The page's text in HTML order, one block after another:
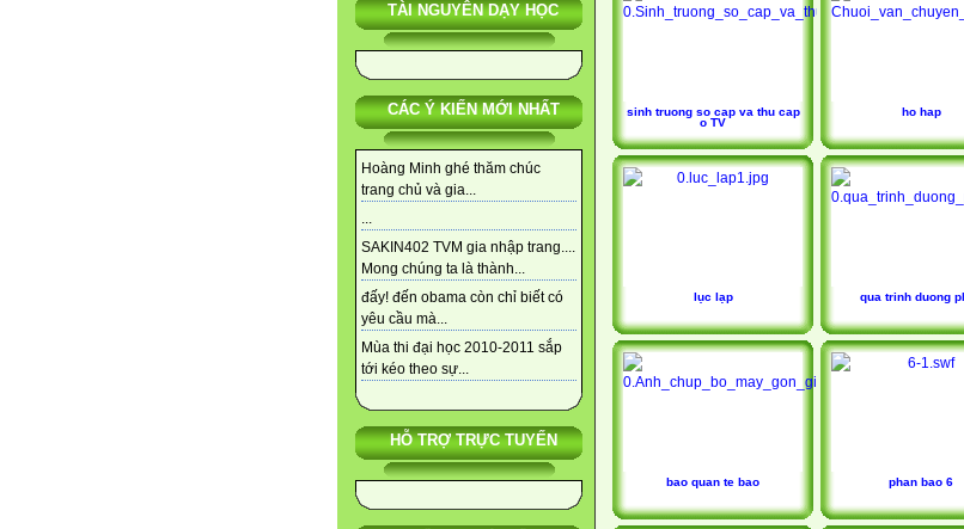
TÀI NGUYÊN DẠY HỌC
CÁC Ý KIẾN MỚI NHẤT
Hoàng Minh ghé thăm chúc
trang chủ và gia...
...
SAKIN402 TVM gia nhập trang....
Mong chúng ta là thành...
đấy! đến obama còn chỉ biết có
yêu cầu mà...
Mùa thi đại học 2010-2011 sắp
tới kéo theo sự...
HỖ TRỢ TRỰC TUYẾN
sinh truong so cap va thu cap
o TV
ho hap
lục lạp qua trinh duong
bao quan te bao phan bao 6